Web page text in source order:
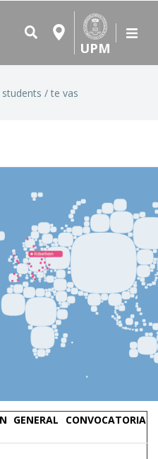
UPM
/ te vas
GENERAL CONVOCATORIA